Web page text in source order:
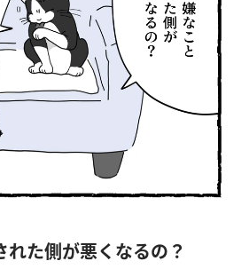
た側が悪くなるの？